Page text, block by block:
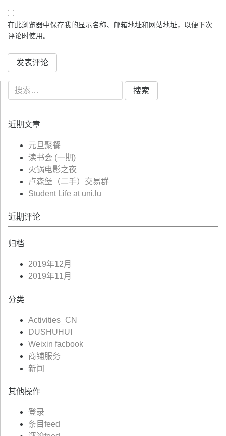
在此浏览器中保存我的显示名称、邮箱地址和网站地址，以便下次
评论时使用。
搜
索：
近期文章
元旦聚餐
读书会 (一期)
火锅电影之夜
卢森堡（二手）交易群
Student Life at uni.lu
近期评论
归档
2019年12月
2019年11月
分类
Activities_CN
DUSHUHUI
Weixin facbook
商铺服务
新闻
其他操作
登录
条目feed